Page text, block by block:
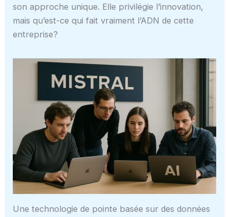
son approche unique. Elle privilégie l’innovation,
mais qu’est-ce qui fait vraiment l’ADN de cette
entreprise?
Une technologie de pointe basée sur des données